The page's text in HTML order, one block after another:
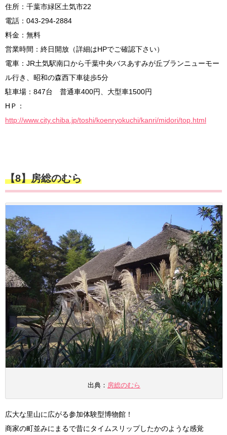
住所：千葉市緑区土気市22
電話：043-294-2884
料金：無料
営業時間：終日開放（詳細はHPでご確認下さい）
電車：JR土気駅南口から千葉中央バスあすみが丘ブランニューモー
ル行き、昭和の森西下車徒歩5分
駐車場：847台 普通車400円、大型車1500円
HＰ：
http://www.city.chiba.jp/toshi/koenryokuchi/kanri/midori/top.html
【8】房総のむら
出典： 房総のむら
広大な里山に広がる参加体験型博物館！
商家の町並みにまるで昔にタイムスリップしたかのような感覚